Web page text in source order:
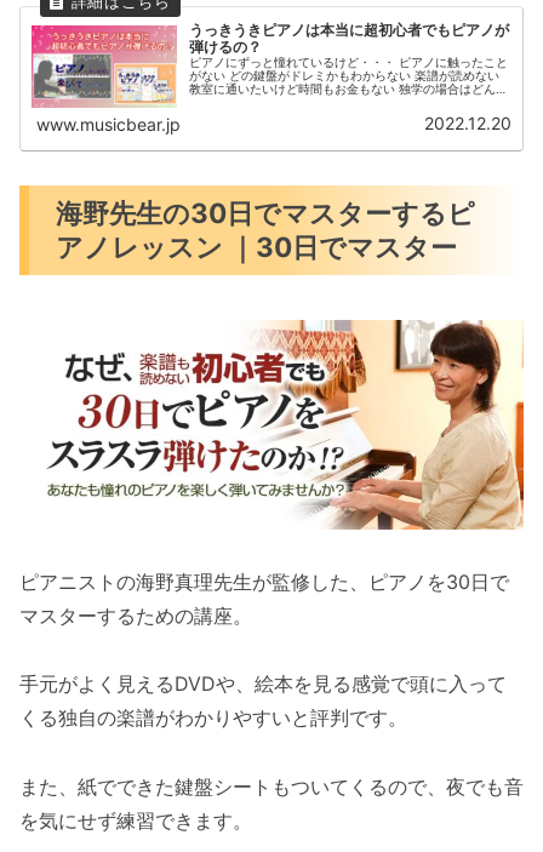
うっきうきピアノは本当に超初心者でもピアノが
弾けるの？
ピアノにずっと憧れているけど・・・ ピアノに触ったこと
がない どの鍵盤がドレミかもわからない 楽譜が読めない
教室に通いたいけど時間もお金もない 独学の場合はどんな
www.musicbear.jp 2022.12.20
海野先生の30日でマスターするピ
アノレッスン ｜30日でマスター
ピアニストの海野真理先生が監修した、ピアノを30日で
マスターするための講座。
手元がよく見えるDVDや、絵本を見る感覚で頭に入って
くる独自の楽譜がわかりやすいと評判です。
また、紙でできた鍵盤シートもついてくるので、夜でも音
を気にせず練習できます。